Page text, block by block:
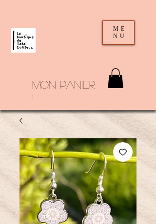
mon panier
:
ME
NU